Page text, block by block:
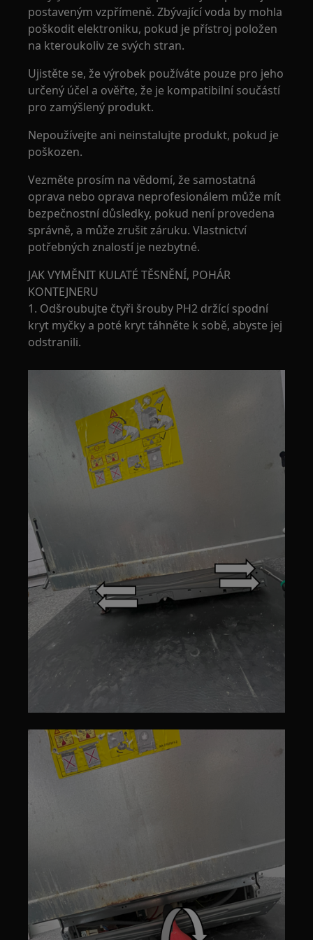
postaveným vzpřímeně. Zbývající voda by mohla
poškodit elektroniku, pokud je přístroj položen
na kteroukoliv ze svých stran.
Ujistěte se, že výrobek používáte pouze pro jeho
určený účel a ověřte, že je kompatibilní součástí
pro zamýšlený produkt.
Nepoužívejte ani neinstalujte produkt, pokud je
poškozen.
Vezměte prosím na vědomí, že samostatná
oprava nebo oprava neprofesionálem může mít
bezpečnostní důsledky, pokud není provedena
správně, a může zrušit záruku. Vlastnictví
potřebných znalostí je nezbytné.
JAK VYMĚNIT KULATÉ TĚSNĚNÍ, POHÁR
KONTEJNERU
1. Odšroubujte čtyři šrouby PH2 držící spodní
kryt myčky a poté kryt táhněte k sobě, abyste jej
odstranili.